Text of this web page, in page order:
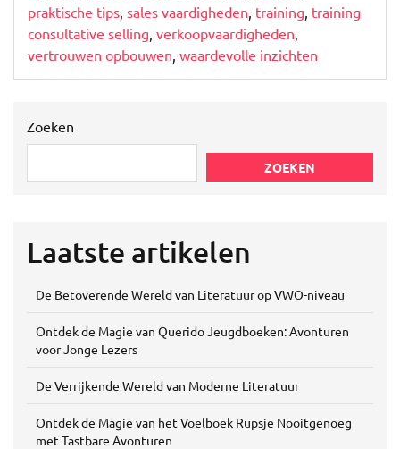
praktische tips, sales vaardigheden, training, training
consultative selling, verkoopvaardigheden,
vertrouwen opbouwen, waardevolle inzichten
Zoeken
ZOEKEN
Laatste artikelen
De Betoverende Wereld van Literatuur op VWO-niveau
Ontdek de Magie van Querido Jeugdboeken: Avonturen
voor Jonge Lezers
De Verrijkende Wereld van Moderne Literatuur
Ontdek de Magie van het Voelboek Rupsje Nooitgenoeg
met Tastbare Avonturen